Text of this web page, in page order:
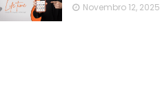
Novembro 12, 2025